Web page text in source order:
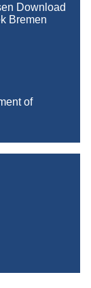
Download
Bremen
of